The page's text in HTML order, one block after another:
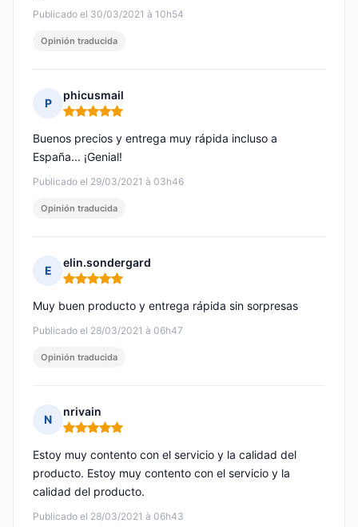
Publicado el 30/03/2021 à 10h54
Opinión traducida
P
phicusmail
Nota: 5 de 5
Publicado el 29/03/2021 à 03h46
Buenos precios y entrega muy rápida incluso a
España... ¡Genial!
Opinión traducida
E
elin.sondergard
Nota: 5 de 5
Publicado el 28/03/2021 à 06h47
Muy buen producto y entrega rápida sin sorpresas
Opinión traducida
N
nrivain
Nota: 5 de 5
Publicado el 28/03/2021 à 06h43
Estoy muy contento con el servicio y la calidad del
producto. Estoy muy contento con el servicio y la
calidad del producto.